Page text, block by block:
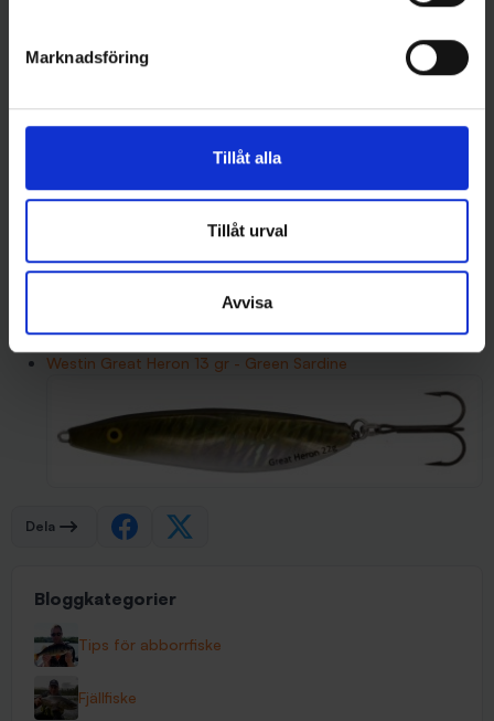
Marknadsföring
Tillåt alla
Tillåt urval
Avvisa
Westin Great Heron 13 gr - Green Sardine
Dela
Bloggkategorier
Tips för abborrfiske
Fjällfiske